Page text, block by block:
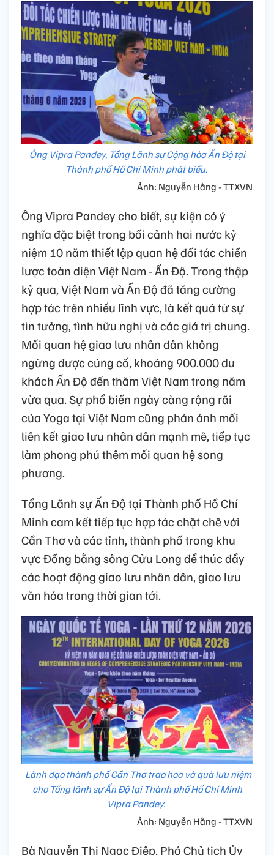
Ông Vipra Pandey, Tổng Lãnh sự Cộng hòa Ấn Độ tại
Thành phố Hồ Chí Minh phát biểu.
Ảnh: Nguyễn Hằng - TTXVN
Ông Vipra Pandey cho biết, sự kiện có ý
nghĩa đặc biệt trong bối cảnh hai nước kỷ
niệm 10 năm thiết lập quan hệ đối tác chiến
lược toàn diện Việt Nam - Ấn Độ. Trong thập
kỷ qua, Việt Nam và Ấn Độ đã tăng cường
hợp tác trên nhiều lĩnh vực, là kết quả từ sự
tin tưởng, tình hữu nghị và các giá trị chung.
Mối quan hệ giao lưu nhân dân không
ngừng được củng cố, khoảng 900.000 du
khách Ấn Độ đến thăm Việt Nam trong năm
vừa qua. Sự phổ biến ngày càng rộng rãi
của Yoga tại Việt Nam cũng phản ánh mối
liên kết giao lưu nhân dân mạnh mẽ, tiếp tục
làm phong phú thêm mối quan hệ song
phương.
Tổng Lãnh sự Ấn Độ tại Thành phố Hồ Chí
Minh cam kết tiếp tục hợp tác chặt chẽ với
Cần Thơ và các tỉnh, thành phố trong khu
vực Đồng bằng sông Cửu Long để thúc đẩy
các hoạt động giao lưu nhân dân, giao lưu
văn hóa trong thời gian tới.
Lãnh đạo thành phố Cần Thơ trao hoa và quà lưu niệm
cho Tổng lãnh sự Ấn Độ tại Thành phố Hồ Chí Minh
Vipra Pandey.
Ảnh: Nguyễn Hằng - TTXVN
Bà Nguyễn Thị Ngọc Điệp, Phó Chủ tịch Ủy